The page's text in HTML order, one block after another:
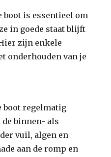
boot is essentieel om
in goede staat blijft
zijn enkele
onderhouden van je
boot regelmatig
de binnen- als
vuil, algen en
aan de romp en